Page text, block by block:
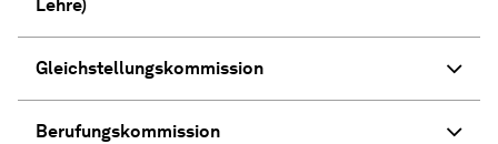
Lehre)
Gleichstellungskommission
Berufungskommission